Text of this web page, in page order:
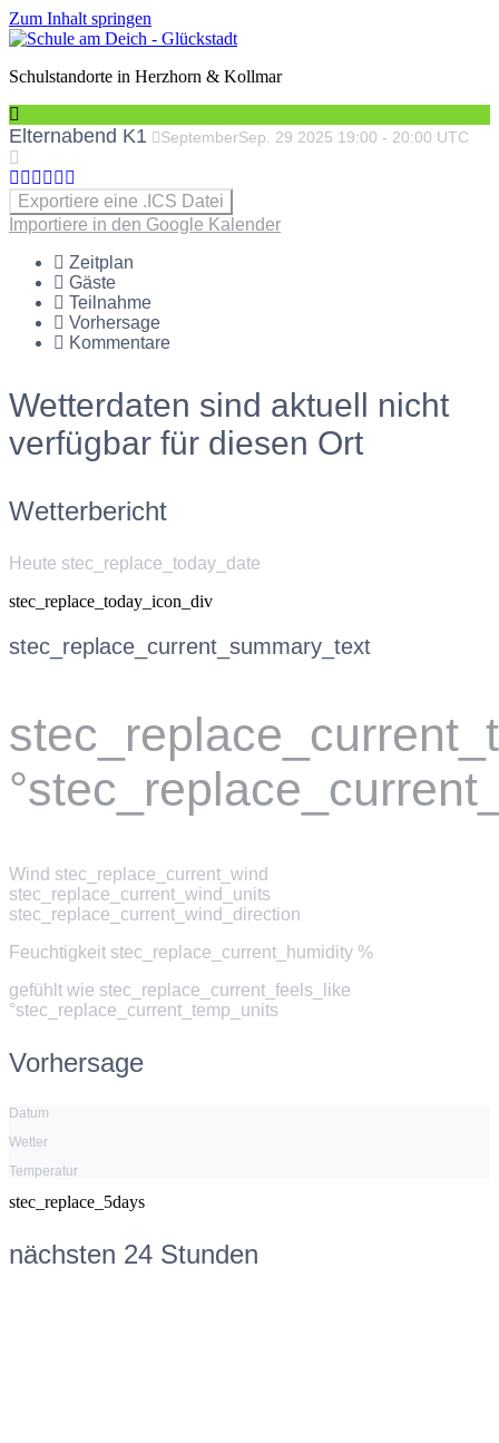
Zum Inhalt springen
Schulstandorte in Herzhorn & Kollmar
Elternabend K1 SeptemberSep. 29 2025 19:00 - 20:00 UTC
Exportiere eine .ICS Datei
Importiere in den Google Kalender
Zeitplan
Gäste
Teilnahme
Vorhersage
Kommentare
Wetterdaten sind aktuell nicht
verfügbar für diesen Ort
Wetterbericht
Heute stec_replace_today_date
stec_replace_today_icon_div
stec_replace_current_summary_text
Wind stec_replace_current_wind
stec_replace_current_wind_units
stec_replace_current_wind_direction
Feuchtigkeit stec_replace_current_humidity %
gefühlt wie stec_replace_current_feels_like
°stec_replace_current_temp_units
Vorhersage
Datum
Wetter
Temperatur
stec_replace_5days
nächsten 24 Stunden